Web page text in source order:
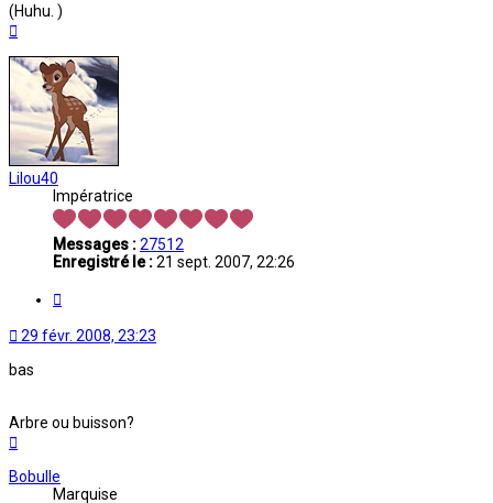
(Huhu. )
Lilou40
Impératrice
Messages :27512
Enregistré le :21 sept. 2007, 22:26
29 févr. 2008, 23:23
bas
Arbre ou buisson?
Bobulle
Marquise